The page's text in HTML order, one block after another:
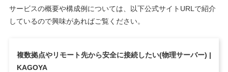
サービスの概要や構成例については、以下公式サイトURLで紹介
しているので興味があればご覧ください。
複数拠点やリモート先から安全に接続したい(物理サーバー) |
KAGOYA